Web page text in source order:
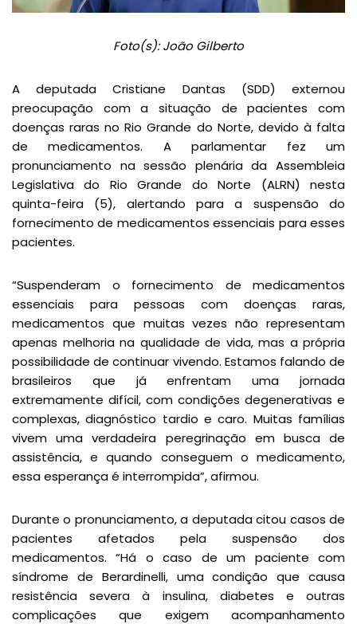
Foto(s): João Gilberto
A deputada Cristiane Dantas (SDD) externou
preocupação com a situação de pacientes com
doenças raras no Rio Grande do Norte, devido à falta
de medicamentos. A parlamentar fez um
pronunciamento na sessão plenária da Assembleia
Legislativa do Rio Grande do Norte (ALRN) nesta
quinta-feira (5), alertando para a suspensão do
fornecimento de medicamentos essenciais para esses
pacientes.
“Suspenderam o fornecimento de medicamentos
essenciais para pessoas com doenças raras,
medicamentos que muitas vezes não representam
apenas melhoria na qualidade de vida, mas a própria
possibilidade de continuar vivendo. Estamos falando de
brasileiros que já enfrentam uma jornada
extremamente difícil, com condições degenerativas e
complexas, diagnóstico tardio e caro. Muitas famílias
vivem uma verdadeira peregrinação em busca de
assistência, e quando conseguem o medicamento,
essa esperança é interrompida”, afirmou.
Durante o pronunciamento, a deputada citou casos de
pacientes afetados pela suspensão dos
medicamentos. “Há o caso de um paciente com
síndrome de Berardinelli, uma condição que causa
resistência severa à insulina, diabetes e outras
complicações que exigem acompanhamento